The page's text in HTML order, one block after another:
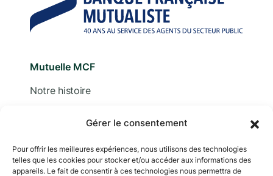
Gérer le consentement
Pour offrir les meilleures expériences, nous utilisons des technologies
telles que les cookies pour stocker et/ou accéder aux informations des
appareils. Le fait de consentir à ces technologies nous permettra de
Mutuelle MCF
Notre histoire
Adhérer